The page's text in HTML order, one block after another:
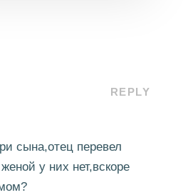
REPLY
сына,отец перевел
у них нет,вскоре